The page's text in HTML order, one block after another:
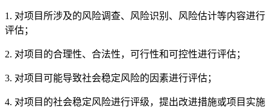
1. 对项目所涉及的风险调查、风险识别、风险估计等内容进行
评估；
2. 对项目的合理性、合法性，可行性和可控性进行评估；
3. 对项目可能导致社会稳定风险的因素进行评估；
4. 对项目的社会稳定风险进行评级，提出改进措施或项目实施